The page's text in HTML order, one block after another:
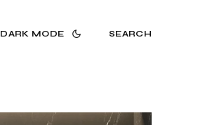
DARK MODE SEARCH